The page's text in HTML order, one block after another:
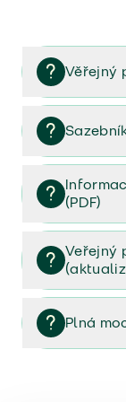
Věřejný
Věřejný
Sazebník
(PDF)
Informace o
Veřejný
Veřejný
Plná